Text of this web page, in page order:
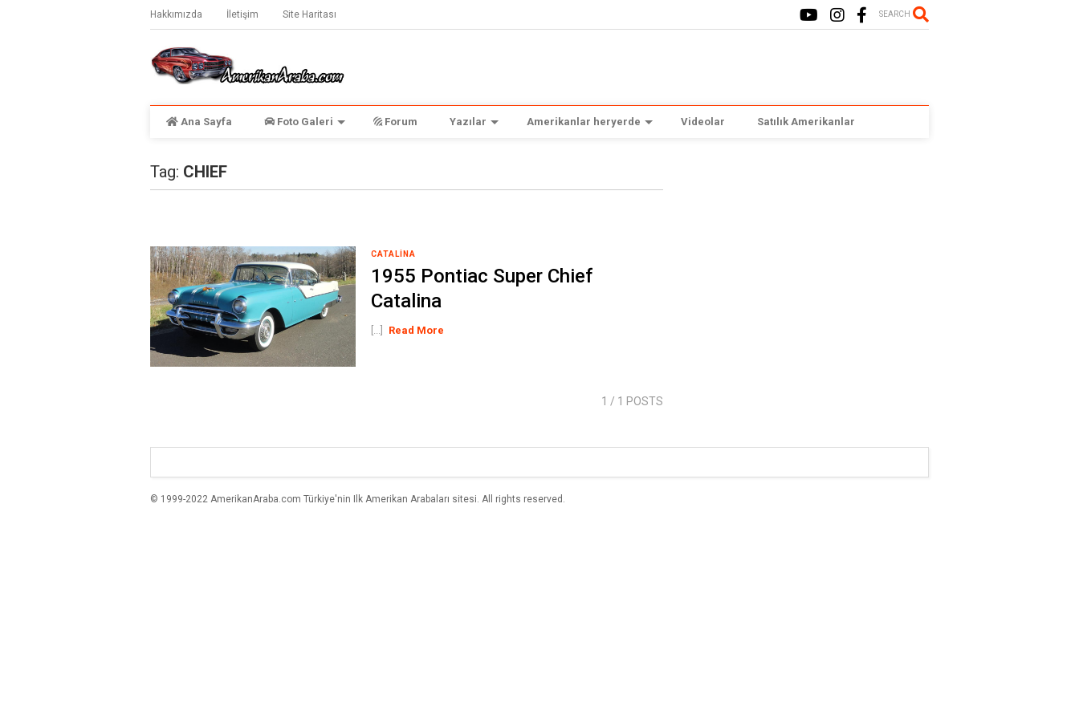
Hakkımızda İletişim Site Haritası SEARCH
Ana Sayfa Foto Galeri Forum Yazılar Amerikanlar heryerde Videolar Satılık Amerikanlar
Tag: CHIEF
CATALINA
1955 Pontiac Super Chief
Catalina
[...] Read More
1 / 1 POSTS
© 1999-2022 AmerikanAraba.com Türkiye'nin Ilk Amerikan Arabaları sitesi. All rights reserved.